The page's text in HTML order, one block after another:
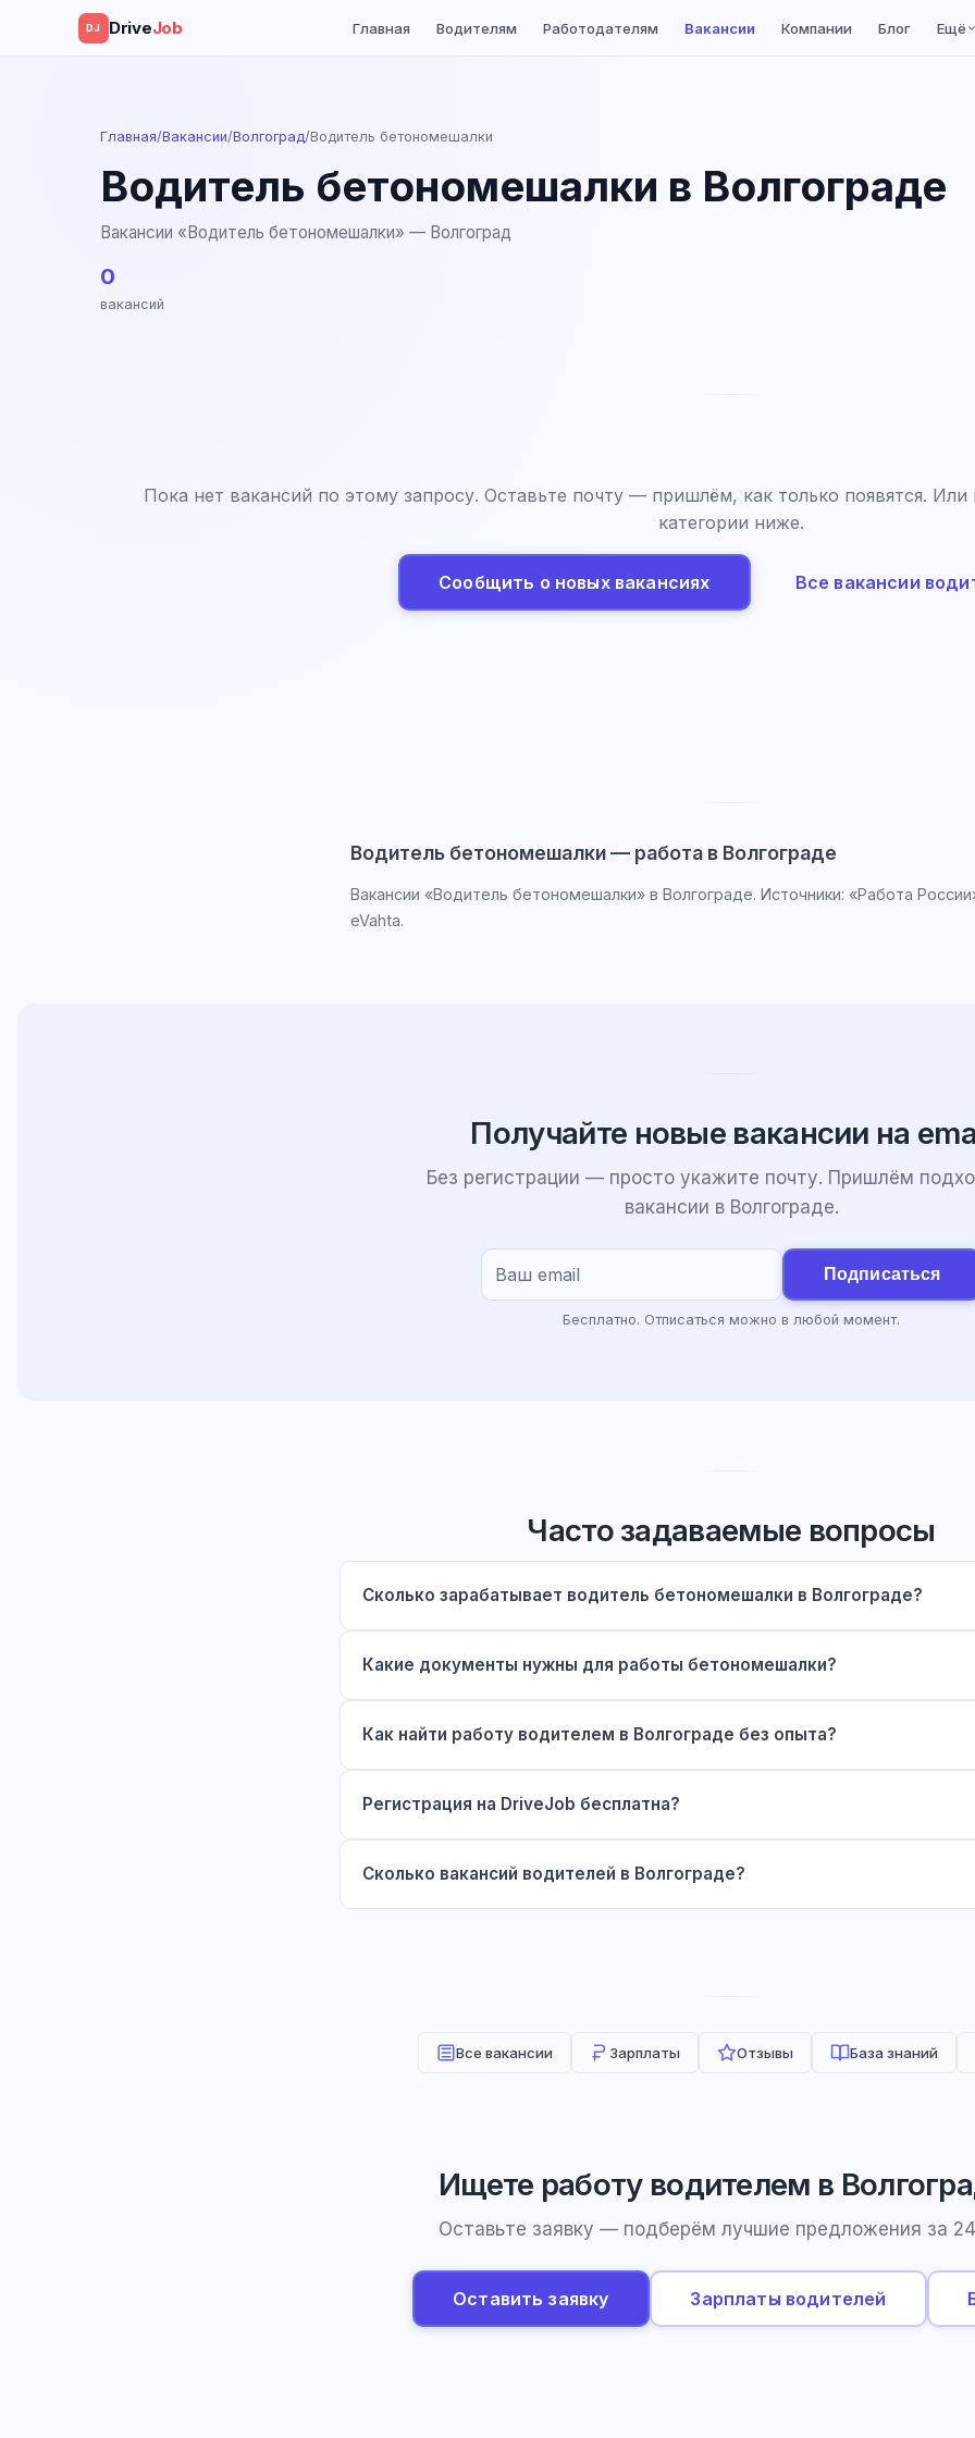
DJ DriveJob Главная Водителям Работодателям Вакансии Компании Блог Ещё
Главная/Вакансии/Волгоград/Водитель бетономешалки
Водитель бетономешалки в Волгограде
Вакансии «Водитель бетономешалки» — Волгоград
0
вакансий
Пока нет вакансий по этому запросу. Оставьте почту — пришлём, как только появятся.
категории ниже.
Сообщить о новых вакансиях Все вакансии
Водитель бетономешалки — работа в Волгограде
Вакансии «Водитель бетономешалки» в Волгограде. Источники: «Работа
eVahta.
Получайте новые вакансии на
Без регистрации — просто укажите почту. Пришлём
вакансии в Волгограде.
Подписаться
Бесплатно. Отписаться можно в любой момент.
Часто задаваемые вопросы
Сколько зарабатывает водитель бетономешалки в Волгограде?
Какие документы нужны для работы бетономешалки?
Как найти работу водителем в Волгограде без опыта?
Регистрация на DriveJob бесплатна?
Сколько вакансий водителей в Волгограде?
Все вакансии Зарплаты Отзывы База знаний
Ищете работу водителем в
Оставьте заявку — подберём лучшие предложения за
Оставить заявку Зарплаты водителей